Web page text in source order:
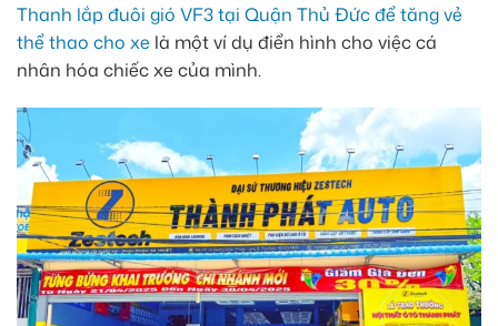
Thanh lắp đuôi gió VF3 tại Quận Thủ Đức để tăng vẻ
thể thao cho xe là một ví dụ điển hình cho việc cá
nhân hóa chiếc xe của mình.